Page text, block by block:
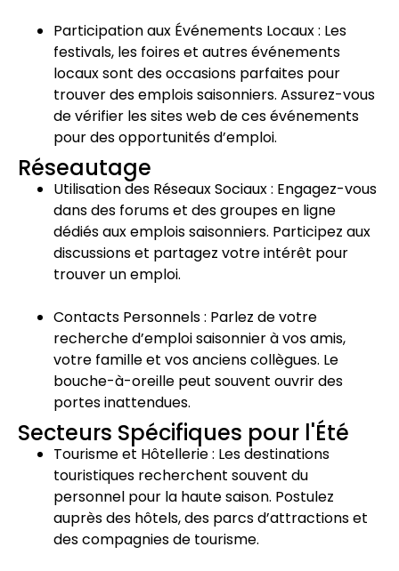
Participation aux Événements Locaux : Les
festivals, les foires et autres événements
locaux sont des occasions parfaites pour
trouver des emplois saisonniers. Assurez-vous
de vérifier les sites web de ces événements
pour des opportunités d’emploi.
Réseautage
Utilisation des Réseaux Sociaux : Engagez-vous
dans des forums et des groupes en ligne
dédiés aux emplois saisonniers. Participez aux
discussions et partagez votre intérêt pour
trouver un emploi.
Contacts Personnels : Parlez de votre
recherche d’emploi saisonnier à vos amis,
votre famille et vos anciens collègues. Le
bouche-à-oreille peut souvent ouvrir des
portes inattendues.
Secteurs Spécifiques pour l'Été
Tourisme et Hôtellerie : Les destinations
touristiques recherchent souvent du
personnel pour la haute saison. Postulez
auprès des hôtels, des parcs d’attractions et
des compagnies de tourisme.